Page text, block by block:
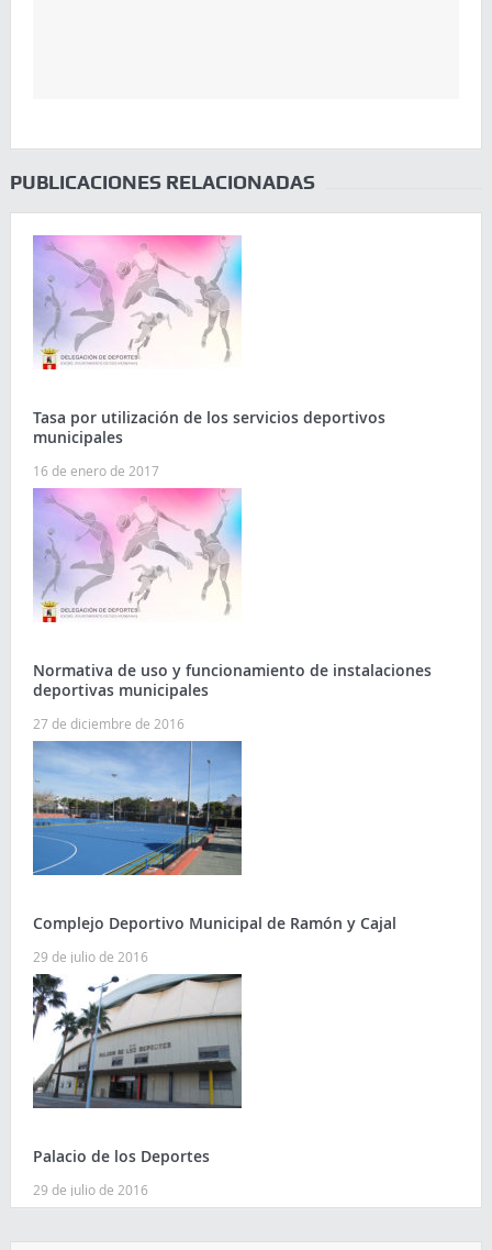
PUBLICACIONES RELACIONADAS
Tasa por utilización de los servicios deportivos
municipales
16 de enero de 2017
Normativa de uso y funcionamiento de instalaciones
deportivas municipales
27 de diciembre de 2016
Complejo Deportivo Municipal de Ramón y Cajal
29 de julio de 2016
Palacio de los Deportes
29 de julio de 2016